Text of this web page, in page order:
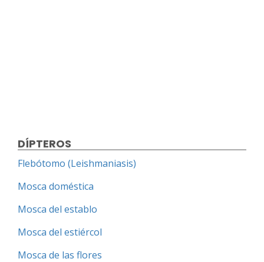
DÍPTEROS
Flebótomo (Leishmaniasis)
Mosca doméstica
Mosca del establo
Mosca del estiércol
Mosca de las flores